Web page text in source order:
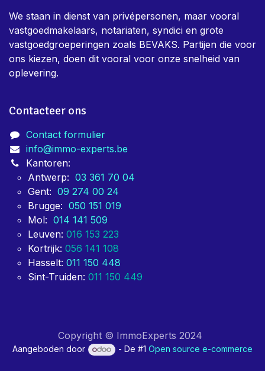
We staan in dienst van privépersonen, maar vooral
vastgoedmakelaars, notariaten, syndici en grote
vastgoedgroeperingen zoals BEVAKS. Partijen die voor
ons kiezen, doen dit vooral voor onze snelheid van
oplevering.
Contacteer ons
Contact formulier
info@immo-experts.be
Kantoren:
Antwerp: 03 361 70 04
Gent: 09 274 00 24
Brugge: 050 151 019
Mol: 014 141 509
Leuven: 016 153 223
Kortrijk: 056 141 108
Hasselt: 011 150 448
Sint-Truiden: 011 150 449
Copyright © ImmoExperts 2024
Aangeboden door - De #1Open source e-commerce